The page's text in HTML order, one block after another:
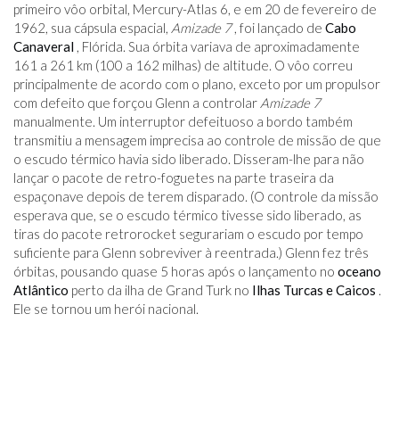
primeiro vôo orbital, Mercury-Atlas 6, e em 20 de fevereiro de
1962, sua cápsula espacial, Amizade 7, foi lançado de Cabo
Canaveral , Flórida. Sua órbita variava de aproximadamente
161 a 261 km (100 a 162 milhas) de altitude. O vôo correu
principalmente de acordo com o plano, exceto por um propulsor
com defeito que forçou Glenn a controlar Amizade 7
manualmente. Um interruptor defeituoso a bordo também
transmitiu a mensagem imprecisa ao controle de missão de que
o escudo térmico havia sido liberado. Disseram-lhe para não
lançar o pacote de retro-foguetes na parte traseira da
espaçonave depois de terem disparado. (O controle da missão
esperava que, se o escudo térmico tivesse sido liberado, as
tiras do pacote retrorocket segurariam o escudo por tempo
suficiente para Glenn sobreviver à reentrada.) Glenn fez três
órbitas, pousando quase 5 horas após o lançamento no oceano
Atlântico perto da ilha de Grand Turk no Ilhas Turcas e Caicos .
Ele se tornou um herói nacional.